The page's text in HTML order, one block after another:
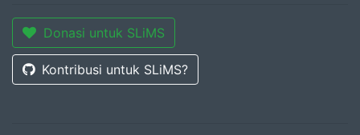
Donasi untuk SLiMS
Kontribusi untuk SLiMS?